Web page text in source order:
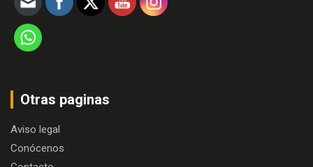
Otras paginas
Aviso legal
Conócenos